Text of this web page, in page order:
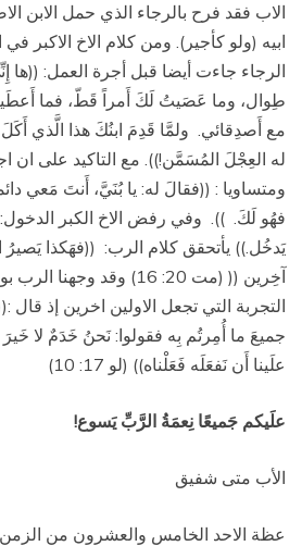
الاب فقد فرح بالرجاء الذي حمل الابن
ابيه (ولو كأجير). ومن كلام الاخ الاكبر
الرجاء جاءت أيضا قبل أجرة العمل: ((ها
طِوال، وما عَصَيتُ لَكَ أَمراً قَطّ، فما
مع أَصدِقائي. ولمَّا قَدِمَ ابنُكَ هذا الَّذي
له العِجْلَ المُسَمَّن!
)). مع التاكيد على ان
ومتساويا : ((فقالَ له: يا بُنَيَّ، أَنتَ مَعي
فهُو لَكَ.
)). وفي رفض الاخ الكبر الدخول:
يَدخُل.)) يأتحقق كلام الرب: ((فهَكذا يَصيرُ
آخِرين ((
(مت 20: 16) وقد وجهنا
التجربة التي تجعل الاولين اخرين إذ قال
جميعَ ما أُمِرتُم بِه فقولوا: نَحنُ خَدَمٌ لا
علَينا أَن نَفعَلَه فَعَلْناه)) (لو 17: 10)
علَيكم جَميعًا نِعمَةُ الرَّبِّ يَسوع!
الأب متى شفيق
عظة الاحد الخامس والعشرون من الزمن